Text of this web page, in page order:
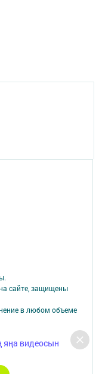
видеосын
сайте, защищены
в любом объеме
согласия
печати и массовым